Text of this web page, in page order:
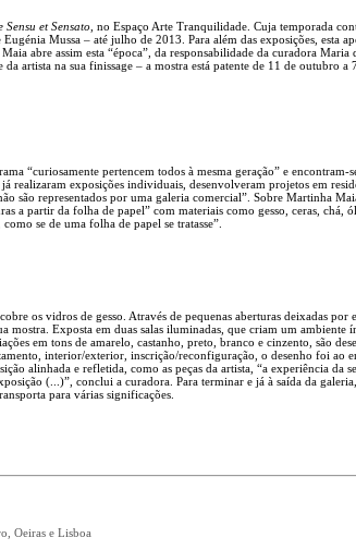
Sensu et Sensato , no Espaço Arte Tranquilidade. Cuja temporada
Mussa – até julho de 2013. Para além das exposições, esta
abre assim esta “época”, da responsabilidade da curadora Maria
artista na sua finissage – a mostra está patente de 11 de outubro a
“curiosamente pertencem todos à mesma geração” e encontram-
realizaram exposições individuais, desenvolveram projetos em
são representados por uma galeria comercial”. Sobre Martinha
a partir da folha de papel” com materiais como gesso, ceras, chá,
se de uma folha de papel se tratasse”.
os vidros de gesso. Através de pequenas aberturas deixadas por
mostra. Exposta em duas salas iluminadas, que criam um ambiente
em tons de amarelo, castanho, preto, branco e cinzento, são
interior/exterior, inscrição/reconfiguração, o desenho foi ao
alinhada e refletida, como as peças da artista, “a experiência da
(...)”, conclui a curadora. Para terminar e já à saída da galeria,
para várias significações.
Oeiras e Lisboa